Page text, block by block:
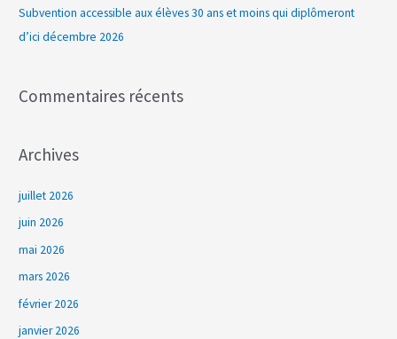
rSubvention accessible aux élèves 30 ans et moins qui diplômeront
d’ici décembre 2026
Commentaires récents
Archives
juillet 2026
juin 2026
mai 2026
mars 2026
février 2026
janvier 2026